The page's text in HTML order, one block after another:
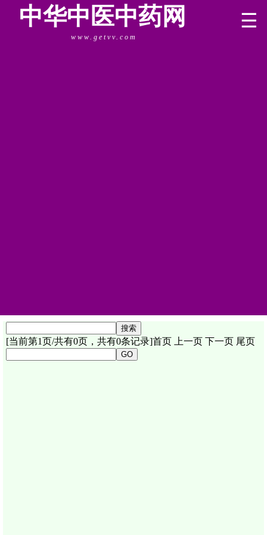
中华中医中药网
www.getvv.com
☰
[当前第1页/共有0页，共有0条记录]首页 上一页 下一页 尾页